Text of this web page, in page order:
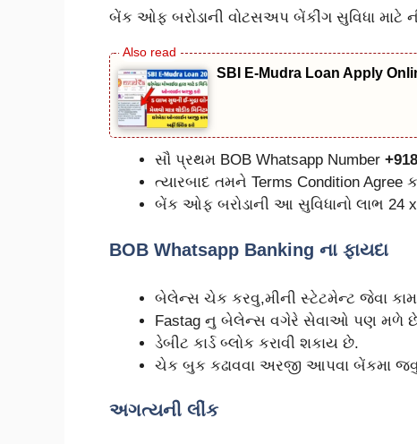
બેંક ઓફ બરોડાની વોટસઅપ બેંકીંગ સુવિધા માટે
SBI E-Mudra Loan Apply
સૌ પ્રથમ BOB Whatsapp Number
ત્યારબાદ તમને Terms Condition Agree
બેંક ઓફ બરોડાની આ સુવિધાનો લાભ 24
BOB Whatsapp Banking ના ફાયદા
બેલેન્સ ચેક કરવુ,મીની સ્ટેટમેન્ટ જેવા
Fastag નુ બેલેન્સ વગેરે સેવાઓ પણ મળે
ડેબીટ કાર્ડ બ્લોક કરાવી શકાય છે.
ચેક બુક કઢાવવા અરજી આપવા બેંકમા
અગત્યની લીંક